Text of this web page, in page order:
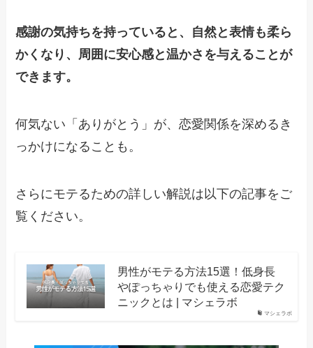
感謝の気持ちを持っていると、自然と表情も柔ら
かくなり、周囲に安心感と温かさを与えることが
できます。
何気ない「ありがとう」が、恋愛関係を深めるき
っかけになることも。
さらにモテるための詳しい解説は以下の記事をご
覧ください。
マシェラボ
男性がモテる方法15選！低身長
やぽっちゃりでも使える恋愛テク
ニックとは | マシェラボ